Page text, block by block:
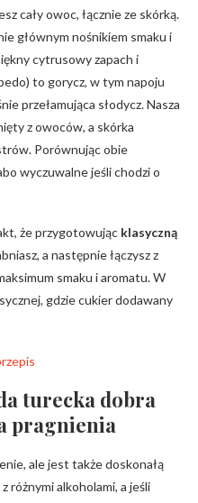
cały owoc, łącznie ze skórką.
głównym nośnikiem smaku i
cytrusowy zapach i
to gorycz, w tym napoju
przełamująca słodycz. Nasza
z owoców, a skórka
Porównując obie
wyczuwalne jeśli chodzi o
że przygotowując klasyczną
a następnie łączysz z
smaku i aromatu. W
gdzie cukier dodawany
turecka dobra
pragnienia
ale jest także doskonałą
różnymi alkoholami, a jeśli